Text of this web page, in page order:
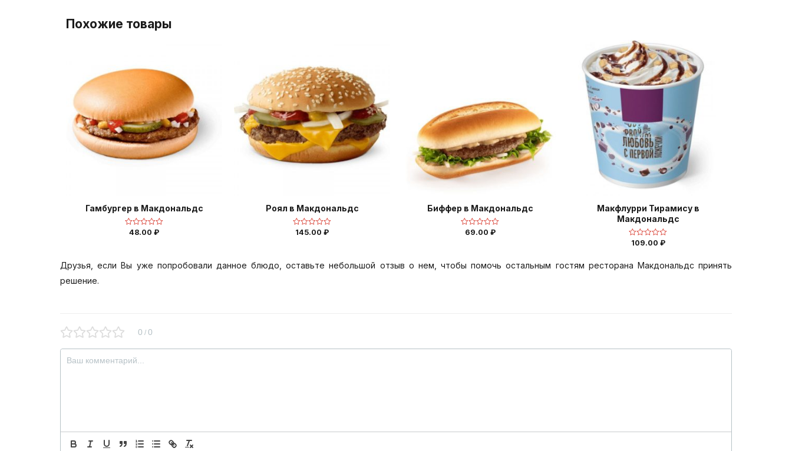
Похожие товары
Гамбургер в Макдональдс
Оценка
48.00 ₽
Роял в Макдональдс
Оценка
145.00 ₽
Биффер в Макдональдс
Оценка
69.00 ₽
Макфлурри Тирамису в
Макдональдс
Оценка
5
109.00 ₽
Друзья, если Вы уже попробовали данное блюдо, оставьте небольшой отзыв о нем, чтобы помочь остальным гостям ресторана Макдональдс принять
решение.
0 / 0